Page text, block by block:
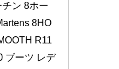
ン 8ホー
8HO
R11
ブーツ レデ